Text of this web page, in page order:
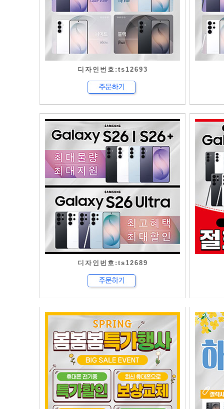
디자인번호:ts12693
디자인번호:ts12689